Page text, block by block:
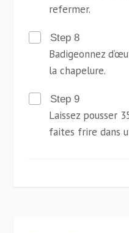
refermer.
Step 8
Badigeonnez
la chapelure.
Step 9
Laissez pousser
faites frire dans